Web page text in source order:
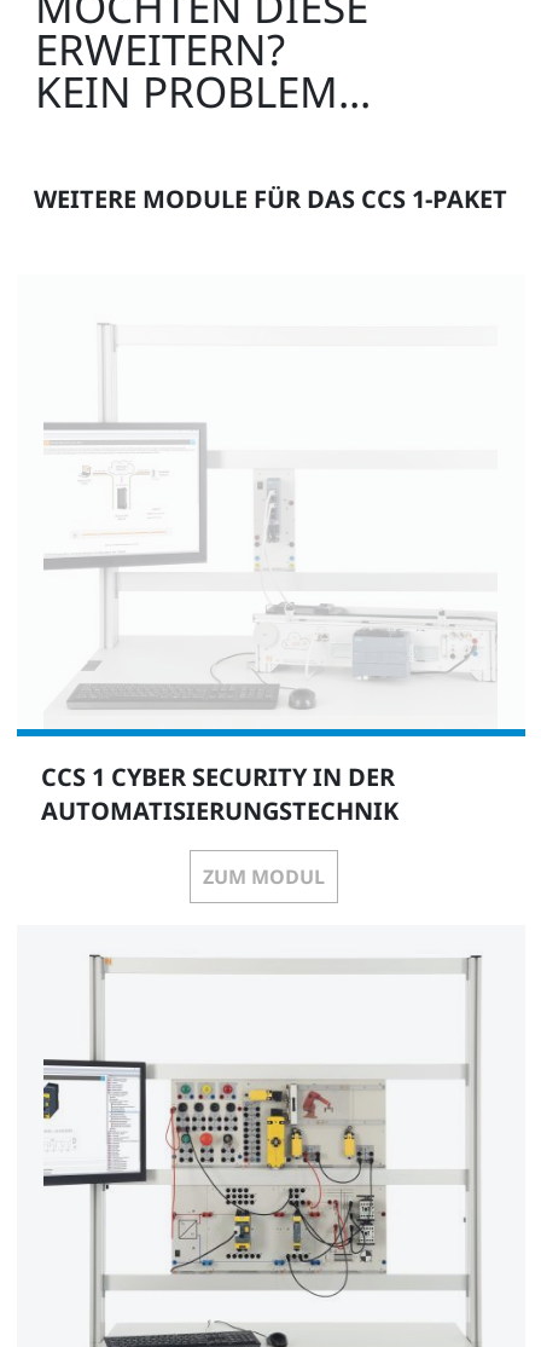
ERWEITERN?
KEIN PROBLEM...
WEITERE MODULE FÜR DAS CCS 1-PAKET
CCS 1 CYBER SECURITY IN DER
AUTOMATISIERUNGSTECHNIK
ZUM MODUL